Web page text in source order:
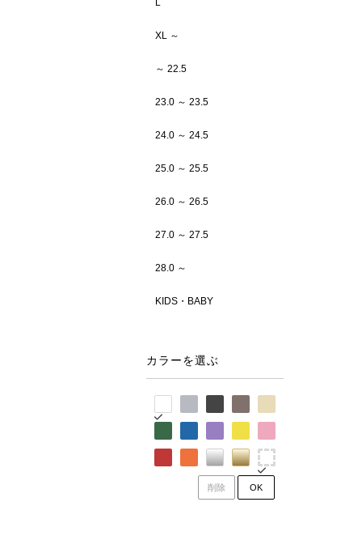
L
XL ～
～ 22.5
23.0 ～ 23.5
24.0 ～ 24.5
25.0 ～ 25.5
26.0 ～ 26.5
27.0 ～ 27.5
28.0 ～
KIDS・BABY
カラーを選ぶ
削除 OK